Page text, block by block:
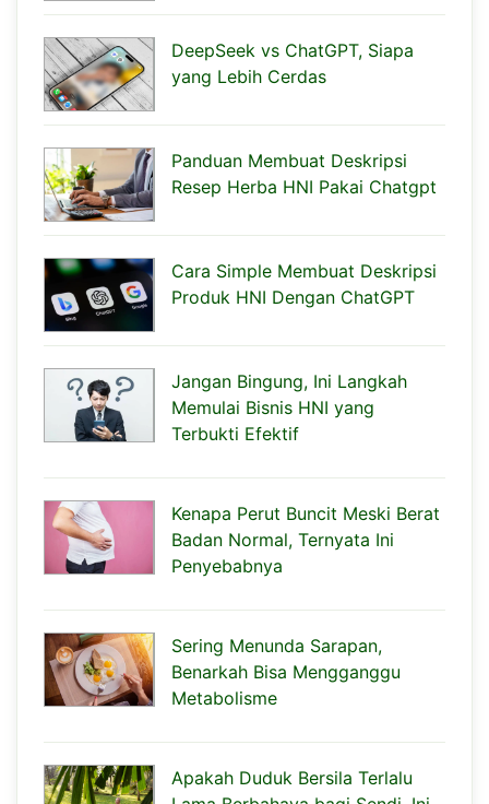
DeepSeek vs ChatGPT, Siapa
yang Lebih Cerdas
Panduan Membuat Deskripsi
Resep Herba HNI Pakai Chatgpt
Cara Simple Membuat Deskripsi
Produk HNI Dengan ChatGPT
Jangan Bingung, Ini Langkah
Memulai Bisnis HNI yang
Terbukti Efektif
Kenapa Perut Buncit Meski Berat
Badan Normal, Ternyata Ini
Penyebabnya
Sering Menunda Sarapan,
Benarkah Bisa Mengganggu
Metabolisme
Apakah Duduk Bersila Terlalu